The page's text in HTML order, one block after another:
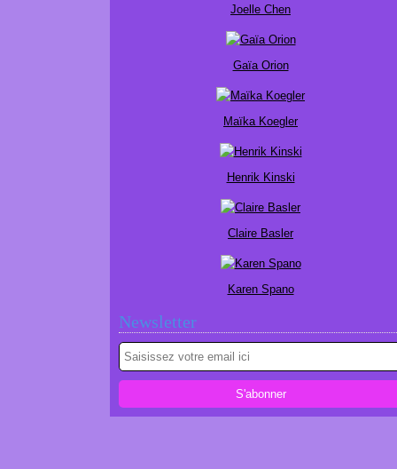
Joelle Chen
Gaïa Orion
Maïka Koegler
Henrik Kinski
Claire Basler
Karen Spano
Newsletter